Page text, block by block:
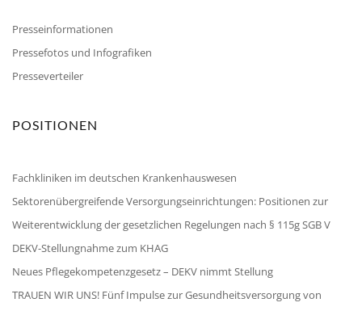
Presseinformationen
Pressefotos und Infografiken
Presseverteiler
POSITIONEN
Fachkliniken im deutschen Krankenhauswesen
Sektorenübergreifende Versorgungseinrichtungen: Positionen zur
Weiterentwicklung der gesetzlichen Regelungen nach § 115g SGB V
DEKV-Stellungnahme zum KHAG
Neues Pflegekompetenzgesetz – DEKV nimmt Stellung
TRAUEN WIR UNS! Fünf Impulse zur Gesundheitsversorgung von